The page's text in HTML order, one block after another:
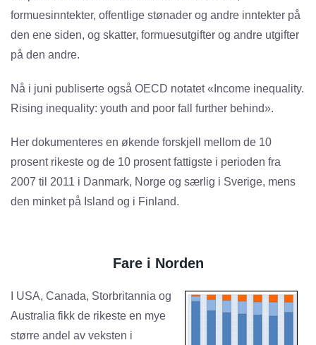
formuesinntekter, offentlige stønader og andre inntekter på
den ene siden, og skatter, formuesutgifter og andre utgifter
på den andre.
Nå i juni publiserte også OECD notatet «Income inequality.
Rising inequality: youth and poor fall further behind».
Her dokumenteres en økende forskjell mellom de 10
prosent rikeste og de 10 prosent fattigste i perioden fra
2007 til 2011 i Danmark, Norge og særlig i Sverige, mens
den minket på Island og i Finland.
Fare i Norden
I USA, Canada, Storbritannia og
Australia fikk de rikeste en mye
større andel av veksten i